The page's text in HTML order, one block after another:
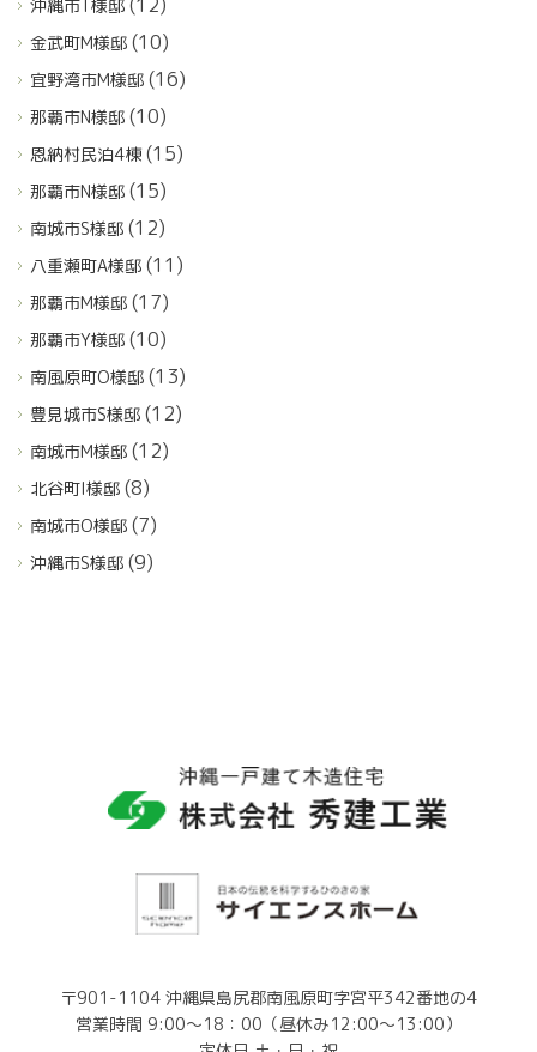
沖縄市T様邸
金武町M様邸 (10)
宜野湾市M様邸 (16)
那覇市N様邸 (10)
恩納村民泊4棟(15)
那覇市N様邸 (15)
南城市S様邸 (12)
八重瀬町A様邸 (11)
那覇市M様邸 (17)
那覇市Y様邸 (10)
南風原町O様邸 (13)
豊見城市S様邸 (12)
南城市M様邸 (12)
北谷町I様邸 (8)
南城市O様邸 (7)
沖縄市S様邸 (9)
〒901-1104 沖縄県島尻郡南風原町字宮平342番地の4
営業時間 9:00～18：00（昼休み12:00～13:00）